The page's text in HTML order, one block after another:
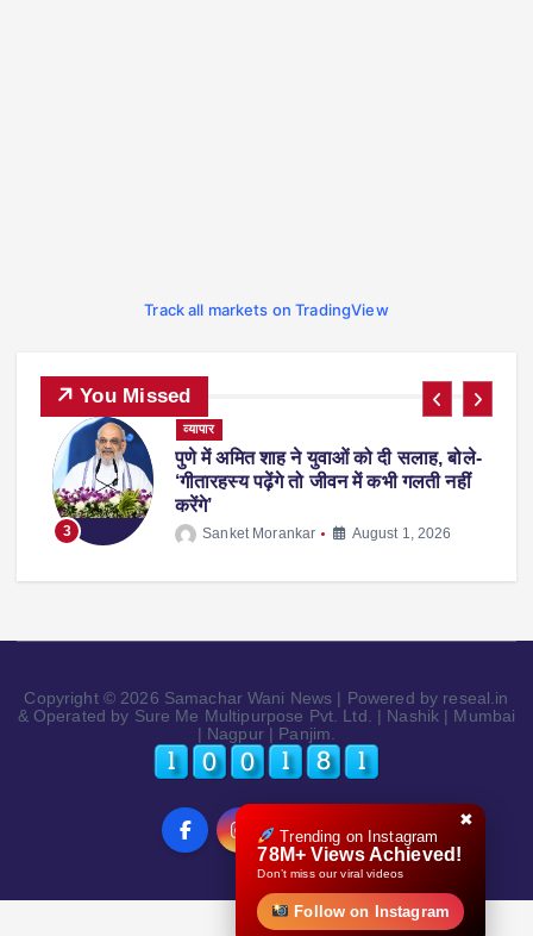
✖
Trending on Instagram
78M+ Views Achieved!
Don’t miss our viral videos
Follow on Instagram
Track all markets on TradingView
You Missed
3
व्यापार
पुणे में अमित शाह ने युवाओं को दी सलाह, बोले-
‘गीतारहस्य पढ़ेंगे तो जीवन में कभी गलती नहीं
करेंगे’
Sanket Morankar August 1, 2026
Copyright © 2026 Samachar Wani News | Powered by reseal.in
& Operated by Sure Me Multipurpose Pvt. Ltd. | Nashik | Mumbai
| Nagpur | Panjim.